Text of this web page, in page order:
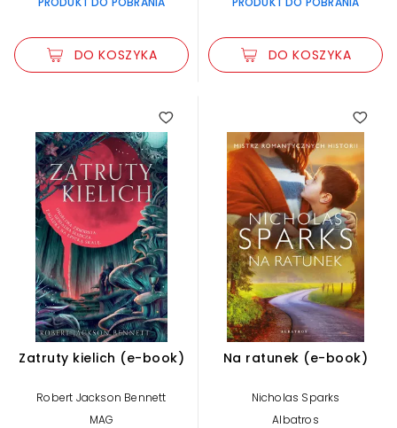
DO KOSZYKA DO KOSZYKA
Zatruty kielich (e-book)
Robert Jackson Bennett
MAG
Na ratunek (e-book)
Nicholas Sparks
Albatros